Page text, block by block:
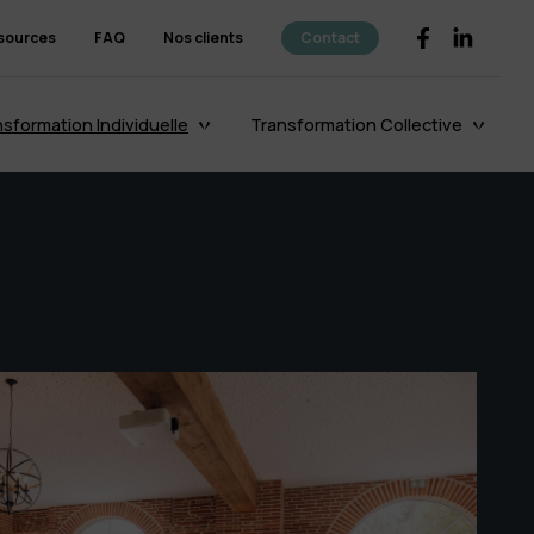
FAQ Nos clients Contact
Individuelle Transformation Collective
d’organisation
Découvrir